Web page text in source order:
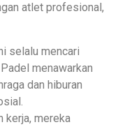
atlet profesional,
selalu mencari
menawarkan
dan hiburan
kerja, mereka